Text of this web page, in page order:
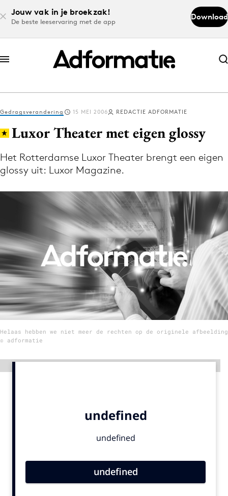
Jouw vak in je broekzak!
De beste leeservaring met de app
Download
Abonneer nu
Abonneer nu
Log in
Download de app
Volg het laatste nieuws via de Adformatie
Menu
Home
9 sept: GenAI-training
12 nov: MarketingLive!
Adverteren
Campagnes
Gedragsverandering 15 MEI 2006 REDACTIE ADFORMATIE
Luxor Theater met eigen glossy
Het Rotterdamse Luxor Theater brengt een eigen
glossy uit: Luxor Magazine.
Helaas hebben we niet meer de rechten op de originele afbeelding
© adformatie